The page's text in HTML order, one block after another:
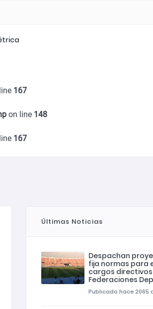
167
on line 148
167
Últimas Noticias
Despachan
fija normas para
cargos directivos
Federaciones
Publicado hace 2065